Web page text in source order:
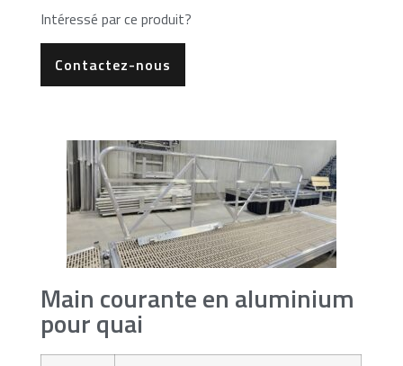
Intéressé par ce produit?
Contactez-nous
Main courante en aluminium
pour quai